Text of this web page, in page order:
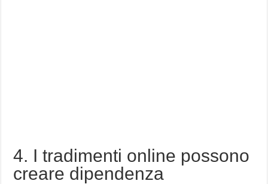
4. I tradimenti online possono
creare dipendenza